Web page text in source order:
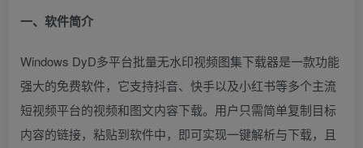
一、软件简介
Windows DyD多平台批量无水印视频图集下载器是一款功能
强大的免费软件，它支持抖音、快手以及小红书等多个主流
短视频平台的视频和图文内容下载。用户只需简单复制目标
内容的链接，粘贴到软件中，即可实现一键解析与下载，且